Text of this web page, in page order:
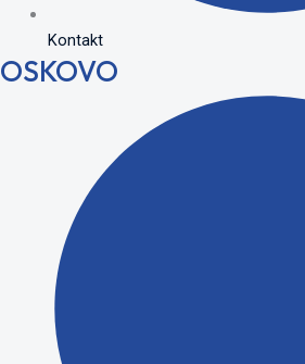
Kontakt
OSKOVO